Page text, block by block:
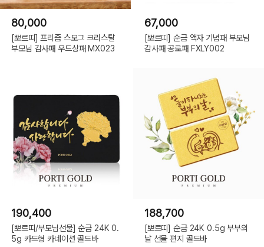
80,000
[뽀르띠] 프리즘 스모그 크리스탈
부모님 감사패 우드상패 MX023
67,000
[뽀르띠] 순금 액자 기념패 부모님
감사패 공로패 FXLY002
190,400
[뽀르띠/부모님선물] 순금 24K 0.
5g 카드형 카네이션 골드바
188,700
[뽀르띠] 순금 24K 0.5g 부부의
날 선물 편지 골드바